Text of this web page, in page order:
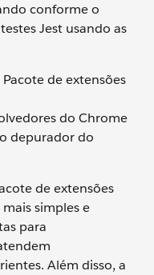
conforme o
Jest usando as
de extensões
do Chrome
depurador do
de extensões
simples e
para
Além disso, a